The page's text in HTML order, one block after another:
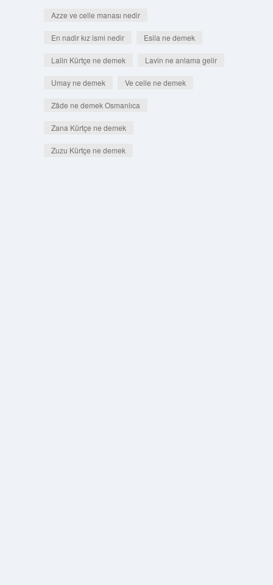
Azze ve celle manası nedir
En nadir kız ismi nedir Esila ne demek
Lalin Kürtçe ne demek Lavin ne anlama gelir
Umay ne demek Ve celle ne demek
Zâde ne demek Osmanlıca
Zana Kürtçe ne demek
Zuzu Kürtçe ne demek